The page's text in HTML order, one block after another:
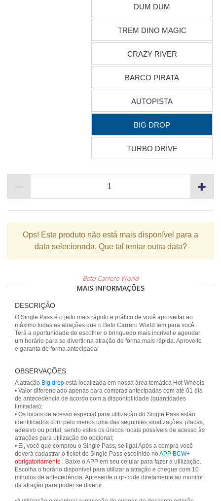
DUM DUM
TREM DINO MAGIC
CRAZY RIVER
BARCO PIRATA
AUTOPISTA
BIG DROP
TURBO DRIVE
Ops! Este produto não está mais disponível para a
data selecionada. Que tal tentar outra data?
Beto Carrero World
MAIS INFORMAÇÕES
DESCRIÇÃO
O Single Pass é o jeito mais rápido e prático de você aproveitar ao
máximo todas as atrações que o Beto Carrero World tem para você.
Terá a oportunidade de escolher o brinquedo mais incrível e agendar
um horário para se divertir na atração de forma mais rápida. Aproveite
e garanta de forma antecipada!
OBSERVAÇÕES
A atração Big drop está localizada em nossa área temática Hot Wheels.
• Valor diferenciado apenas para compras antecipadas com até 01 dia
de antecedência de acordo com a disponibilidade (quantidades
limitadas);
• Os locais de acesso especial para utilização do Single Pass estão
identificados com pelo menos uma das seguintes sinalizações: placas,
adesivo ou portal, sendo estes os únicos locais possíveis de acesso às
atrações para utilização do opcional;
• Ei, você que comprou o Single Pass, se liga! Após a compra você
deverá cadastrar o ticket do Single Pass escolhido no APP BCW+
obrigatoriamente . Baixe o APP em seu celular para fazer a utilização.
Escolha o horário disponível para utilizar a atração e chegue com 10
minutos de antecedência. Apresente o qr-code diretamente ao monitor
da atração para poder se divertir.